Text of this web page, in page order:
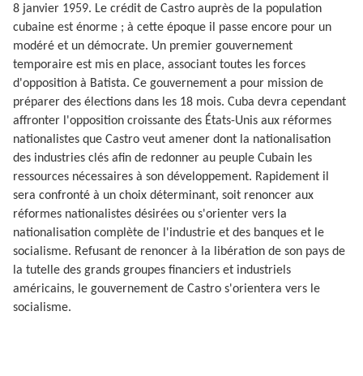
8 janvier 1959. Le crédit de Castro auprès de la population
cubaine est énorme ; à cette époque il passe encore pour un
modéré et un démocrate. Un premier gouvernement
temporaire est mis en place, associant toutes les forces
d'opposition à Batista. Ce gouvernement a pour mission de
préparer des élections dans les 18 mois. Cuba devra cependant
affronter l'opposition croissante des États-Unis aux réformes
nationalistes que Castro veut amener dont la nationalisation
des industries clés afin de redonner au peuple Cubain les
ressources nécessaires à son développement. Rapidement il
sera confronté à un choix déterminant, soit renoncer aux
réformes nationalistes désirées ou s'orienter vers la
nationalisation complète de l'industrie et des banques et le
socialisme. Refusant de renoncer à la libération de son pays de
la tutelle des grands groupes financiers et industriels
américains, le gouvernement de Castro s'orientera vers le
socialisme.